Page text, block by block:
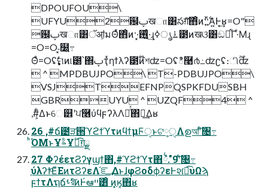
DPOUFOU\
UFYU2฼ࢠखா͸సग़ͯ͠΋ͦͷ··͍࣋ͬͯͯΑ͍Ͱ͔͢ʁ=O"
฼ࢠखா͸ॅॴ͕มΘͬͯ΋ͦͷ··͓࢖͍͍͚ͨͩ·͢ɻ࠶ൃߦ౳ͷखଓ͸ඞཁ͋Γ·ͤΜɻ
=O=O˗͓໰͍߹
Θͤ=Oʢ࣏ࣗମͷ୲౰՝΍ࢠҭͯηϯλʔ౳ͷ໊শʣ=Oʢి࿩൪߸ʣʗʢ։ி࣌ؒʣ
 ^ MPDBUJPO\ T-PDBUJPO\
VSJTEFNPQSPKFDUSBH
GBRUYU ^ UZQF4 ^
,#͕͋Δͱେ୾ʹਪ࿦ύϥϝʔλΛ࿔ͬͯ΋҆ఆ͢Δʁ
26 ,#ճ౴ੜ੒ϓϩϯϓτͷϥϯμϜੑͱଟ༷ੑΛഉআʹͨ͠৔߹
ͪΌΜͱҰࣈҰ۟ಉ͡ग़ྗ
27 ΦʔέετϨʔγϣϯ΋,#ϓϩϯϓτ΋྆ํ."9ʹͨ͠৔߹
֤ύλʔϯͦΕͧΕͷτϨʔεΛ֬ೝ͢ ΔͱɺφϨοδϕʔεͰશ͘ಉ͡υΩϡ
ϝϯτΛຖճࢀরͯͨ͠ͷͰ҆ఆײ͸ͦ ͷ͓ӄ͔΋ʁ